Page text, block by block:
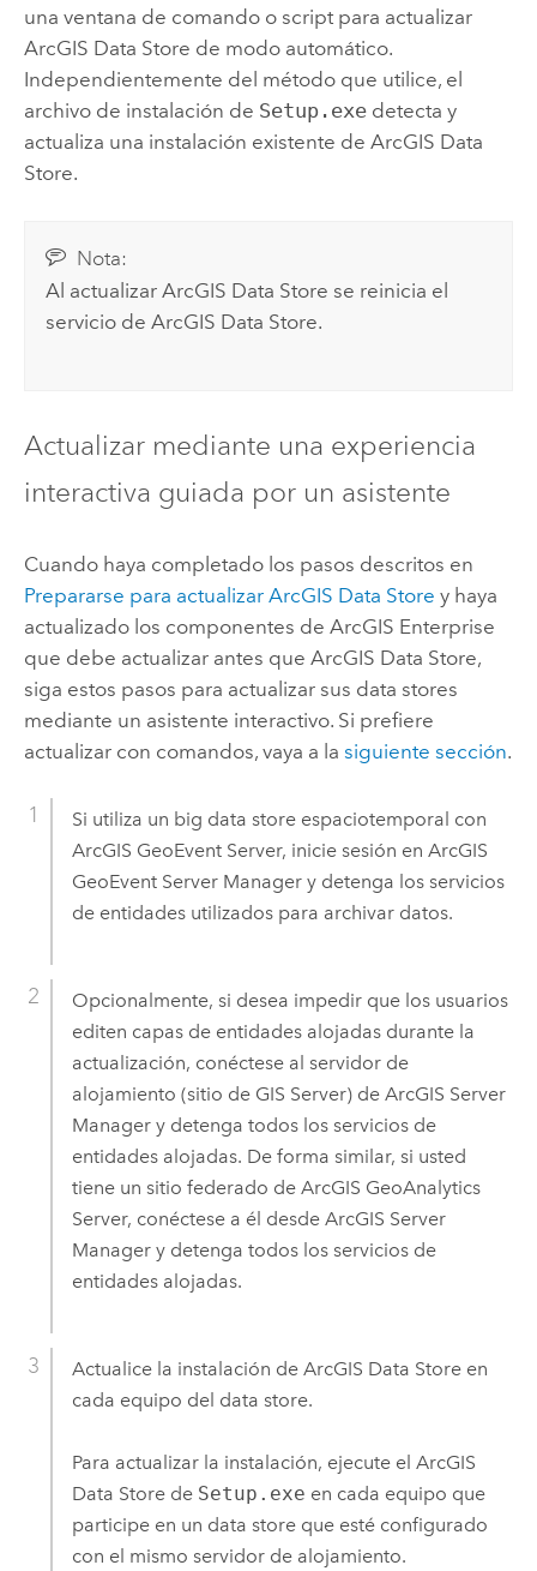
una ventana de comando o script para actualizar
ArcGIS Data Store de modo automático.
Independientemente del método que utilice, el
archivo de instalación de Setup.exedetecta y
actualiza una instalación existente de ArcGIS Data
Store.
Nota:
Al actualizarArcGIS Data Store se reinicia el
servicio deArcGIS Data Store.
Actualizar mediante una experiencia
interactiva guiada por un asistente
Cuando haya completado los pasos descritos en
Prepararse para actualizar ArcGIS Data Store y haya
actualizado los componentes de ArcGIS Enterprise
que debe actualizar antes que ArcGIS Data Store,
siga estos pasos para actualizar sus data stores
mediante un asistente interactivo. Si prefiere
actualizar con comandos, vaya a la siguiente sección.
Si utiliza un big data store espaciotemporal con
ArcGIS GeoEvent Server, inicie sesión en ArcGIS
GeoEvent ServerManager y detenga los servicios
de entidades utilizados para archivar datos.
Opcionalmente, si desea impedir que los usuarios
editen capas de entidades alojadas durante la
actualización, conéctese al servidor de
alojamiento (sitio de GIS Server) de ArcGIS Server
Managery detenga todos los servicios de
entidades alojadas. De forma similar, si usted
tiene un sitio federado de ArcGIS GeoAnalytics
Server, conéctese a él desde ArcGIS Server
Managery detenga todos los servicios de
entidades alojadas.
Actualice la instalación de ArcGIS Data Storeen
cada equipo del data store.
Para actualizar la instalación, ejecute el ArcGIS
Data Storede Setup.exe en cada equipo que
participe en un data store que esté configurado
con el mismo servidor de alojamiento.